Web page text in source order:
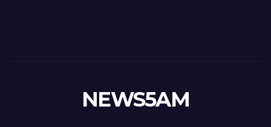
NEWS5AM